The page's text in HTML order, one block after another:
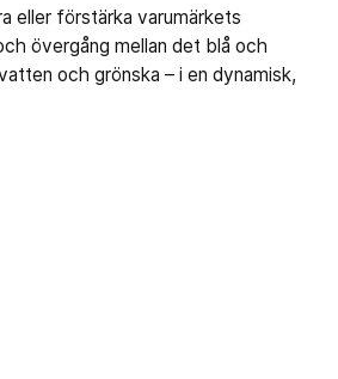
eller förstärka varumärkets
övergång mellan det blå och
och grönska – i en dynamisk,